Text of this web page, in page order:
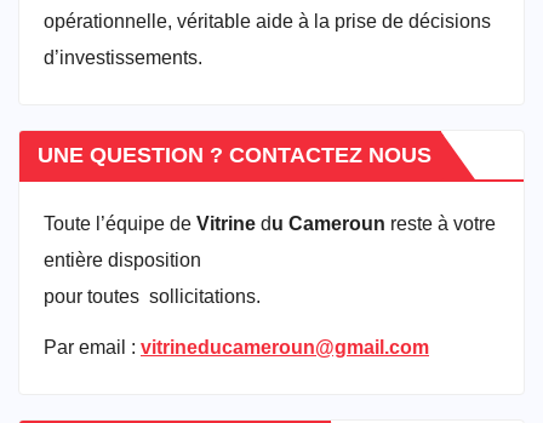
opérationnelle, véritable aide à la prise de décisions
d’investissements.
UNE QUESTION ? CONTACTEZ NOUS
Toute l’équipe de Vitrine du Cameroun reste à votre
entière disposition
pour toutes sollicitations.
Par email : vitrineducameroun@gmail.com